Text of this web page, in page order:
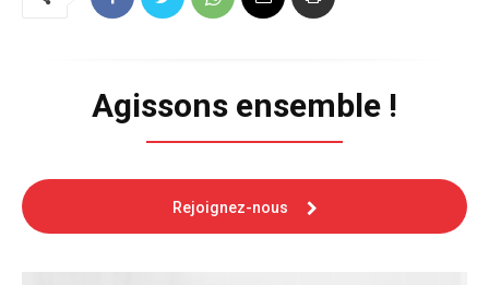
Agissons ensemble !
Rejoignez-nous